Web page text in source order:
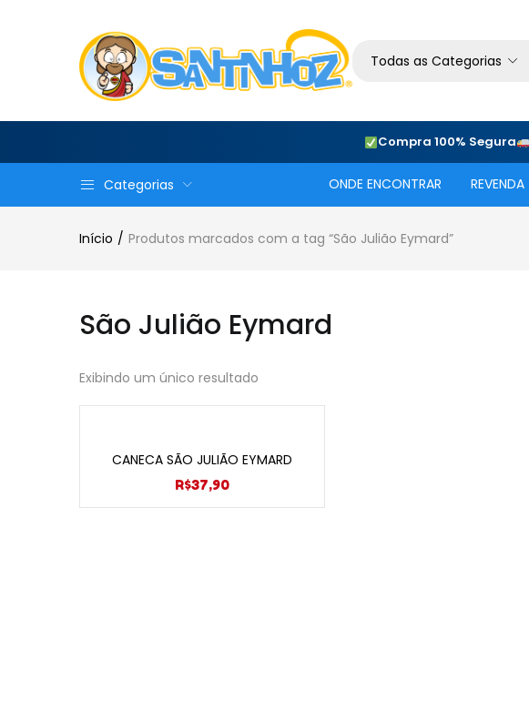
Compra 100% Segura
Todas as Categorias
Categorias ONDE ENCONTRAR REVENDA
Início Produtos marcados com a tag “São Julião Eymard”
São Julião Eymard
Exibindo um único resultado
CANECA SÃO JULIÃO EYMARD
R$37,90